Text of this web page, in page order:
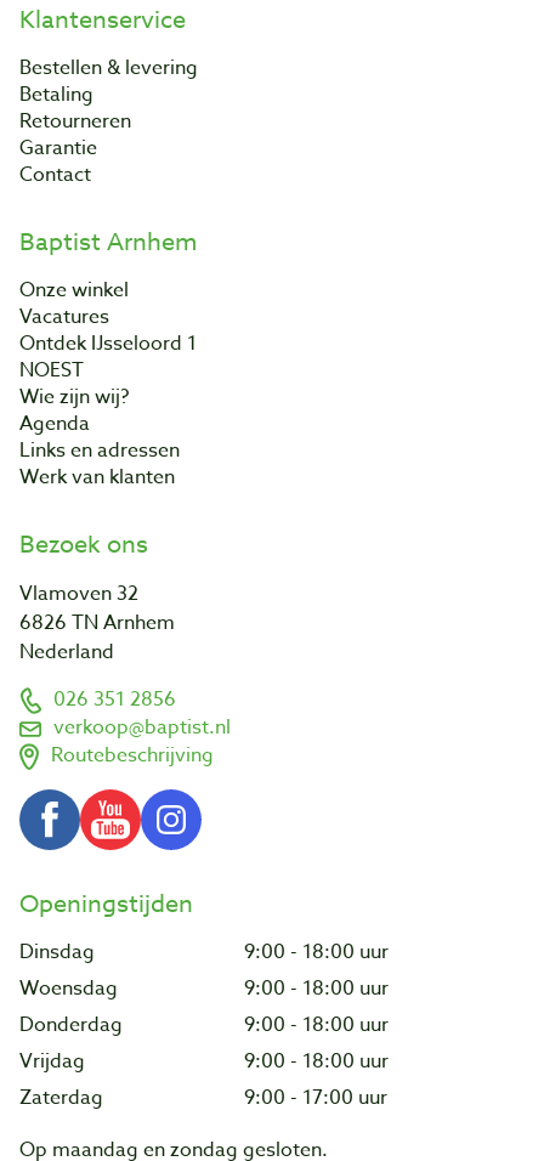
Klantenservice
Bestellen & levering
Betaling
Retourneren
Garantie
Contact
Baptist Arnhem
Onze winkel
Vacatures
Ontdek IJsseloord 1
NOEST
Wie zijn wij?
Agenda
Links en adressen
Werk van klanten
Bezoek ons
Vlamoven 32
6826 TN Arnhem
Nederland
026 351 2856
verkoop@baptist.nl
Routebeschrijving
Openingstijden
Dinsdag
9:00 - 18:00 uur
Woensdag
9:00 - 18:00 uur
Donderdag
9:00 - 18:00 uur
Vrijdag
9:00 - 18:00 uur
Zaterdag
9:00 - 17:00 uur
Op maandag en zondag gesloten.